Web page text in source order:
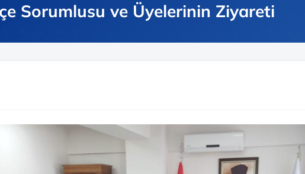
Sorumlusu ve Üyelerinin Ziyareti